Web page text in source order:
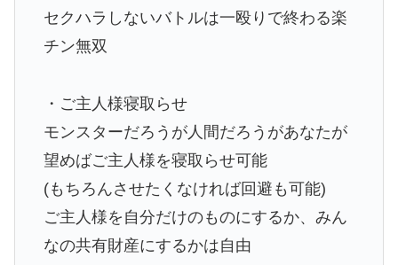
セクハラしないバトルは一殴りで終わる楽
チン無双
・ご主人様寝取らせ
モンスターだろうが人間だろうがあなたが
望めばご主人様を寝取らせ可能
(もちろんさせたくなければ回避も可能)
ご主人様を自分だけのものにするか、みん
なの共有財産にするかは自由